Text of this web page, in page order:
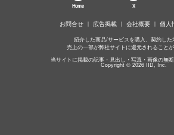
Home X
お問合せ 広告掲載 会社概要 個人
紹介した商品/サービスを購入、契約した
売上の一部が弊社サイトに還元されることが
当サイトに掲載の記事・見出し・写真・画像の無断
Copyright © 2026 IID, Inc.